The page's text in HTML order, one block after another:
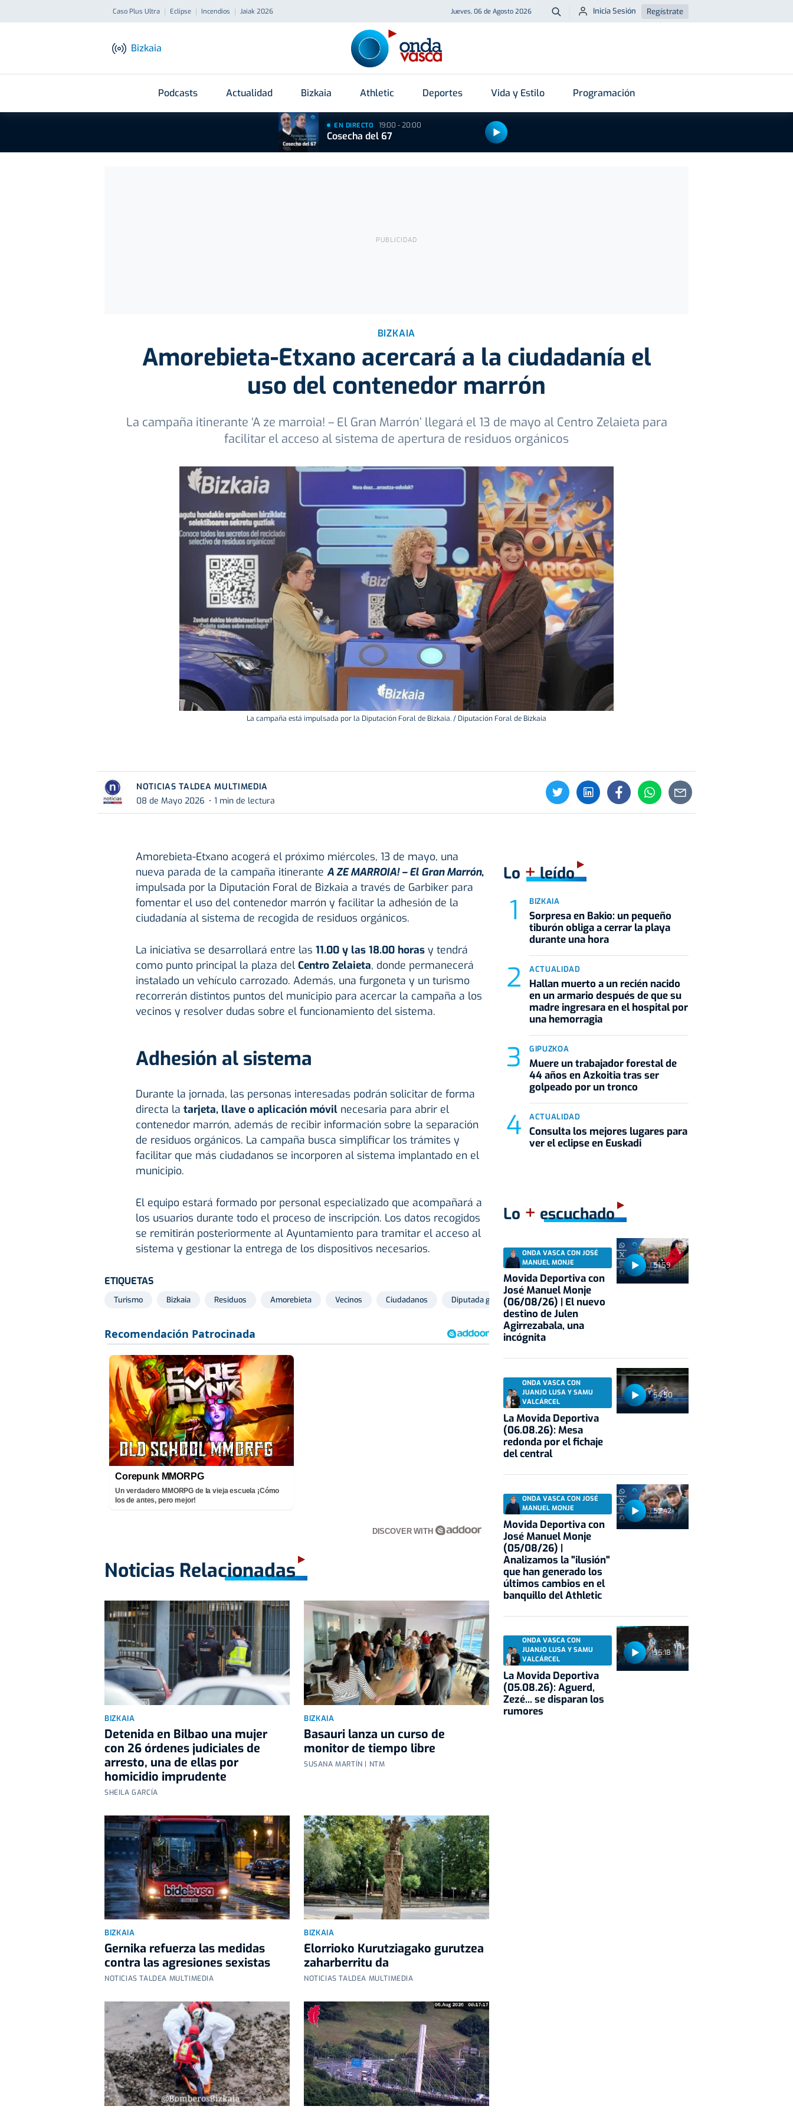
Caso Plus Ultra Eclipse Incendios Jaiak 2026 Jueves, 06 de Agosto 2026 Buscar
Inicia Sesión Regístrate
Bizkaia
Podcasts Actualidad Bizkaia Athletic Deportes Vida y Estilo Programación
EN DIRECTO 19:00 - 20:00
Cosecha del 67
BIZKAIA
Amorebieta-Etxano acercará a la ciudadanía el
uso del contenedor marrón
La campaña itinerante ‘A ze marroia! – El Gran Marrón’ llegará el 13 de mayo al Centro Zelaieta para
facilitar el acceso al sistema de apertura de residuos orgánicos
La campaña está impulsada por la Diputación Foral de Bizkaia. / Diputación Foral de Bizkaia
NOTICIAS TALDEA MULTIMEDIA
08 de Mayo 2026
1 min de lectura
Amorebieta-Etxano acogerá el próximo miércoles, 13 de mayo, una
nueva parada de la campaña itinerante A ZE MARROIA! – El Gran Marrón,
impulsada por la Diputación Foral de Bizkaia a través de Garbiker para
fomentar el uso del contenedor marrón y facilitar la adhesión de la
ciudadanía al sistema de recogida de residuos orgánicos.
La iniciativa se desarrollará entre las 11.00 y las 18.00 horasy tendrá
como punto principal la plaza del Centro Zelaieta, donde permanecerá
instalado un vehículo carrozado. Además, una furgoneta y un turismo
recorrerán distintos puntos del municipio para acercar la campaña a los
vecinos y resolver dudas sobre el funcionamiento del sistema.
Adhesión al sistema
Durante la jornada, las personas interesadas podrán solicitar de forma
directa la tarjeta, llave o aplicación móvil necesaria para abrir el
contenedor marrón, además de recibir información sobre la separación
de residuos orgánicos. La campaña busca simplificar los trámites y
facilitar que más ciudadanos se incorporen al sistema implantado en el
municipio.
El equipo estará formado por personal especializado que acompañará a
los usuarios durante todo el proceso de inscripción. Los datos recogidos
se remitirán posteriormente al Ayuntamiento para tramitar el acceso al
sistema y gestionar la entrega de los dispositivos necesarios.
ETIQUETAS
Turismo Bizkaia Residuos Amorebieta Vecinos Ciudadanos Diputada general de Bizkaia Garbiker
Corepunk MMORPG
Un verdadero MMORPG de la vieja escuela ¡Cómo
los de antes, pero mejor!
DISCOVER WITH
Noticias Relacionadas
BIZKAIA
Detenida en Bilbao una mujer
con 26 órdenes judiciales de
arresto, una de ellas por
homicidio imprudente
SHEILA GARCÍA
BIZKAIA
Basauri lanza un curso de
monitor de tiempo libre
SUSANA MARTÍN | NTM
BIZKAIA
Gernika refuerza las medidas
contra las agresiones sexistas
NOTICIAS TALDEA MULTIMEDIA
BIZKAIA
Elorrioko Kurutziagako gurutzea
zaharberritu da
NOTICIAS TALDEA MULTIMEDIA
Lo +leído
BIZKAIA
Sorpresa en Bakio: un pequeño
tiburón obliga a cerrar la playa
durante una hora
ACTUALIDAD
Hallan muerto a un recién nacido
en un armario después de que su
madre ingresara en el hospital por
una hemorragia
GIPUZKOA
Muere un trabajador forestal de
44 años en Azkoitia tras ser
golpeado por un tronco
ACTUALIDAD
Consulta los mejores lugares para
ver el eclipse en Euskadi
Lo + escuchado
51:59
ONDA VASCA CON JOSÉ
MANUEL MONJE
Movida Deportiva con
José Manuel Monje
(06/08/26) | El nuevo
destino de Julen
Agirrezabala, una
incógnita
54:50
ONDA VASCA CON
JUANJO LUSA Y SAMU
VALCÁRCEL
La Movida Deportiva
(06.08.26): Mesa
redonda por el fichaje
del central
52:42
ONDA VASCA CON JOSÉ
MANUEL MONJE
Movida Deportiva con
José Manuel Monje
(05/08/26) |
Analizamos la "ilusión"
que han generado los
últimos cambios en el
banquillo del Athletic
55:18
ONDA VASCA CON
JUANJO LUSA Y SAMU
VALCÁRCEL
La Movida Deportiva
(05.08.26): Aguerd,
Zezé... se disparan los
rumores